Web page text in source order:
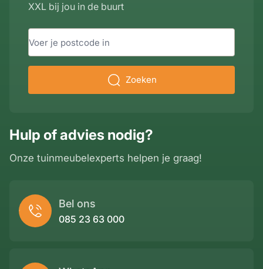
Hulp of advies nodig?
Onze tuinmeubelexperts helpen je graag!
Bel ons
085 23 63 000
XXL bij jou in de buurt
Zoeken